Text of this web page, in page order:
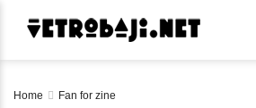
Home
Fan for zine